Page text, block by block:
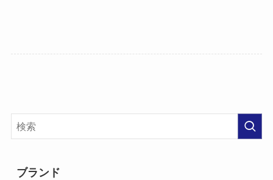
ブランド